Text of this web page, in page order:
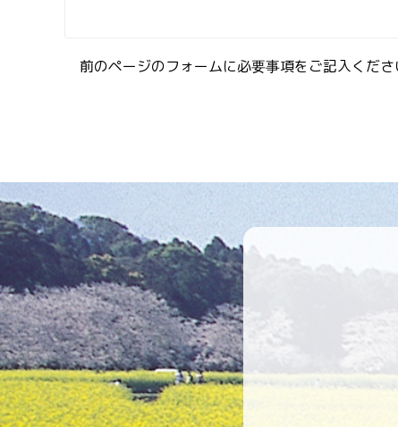
前のページのフォームに必要事項をご記入くださ